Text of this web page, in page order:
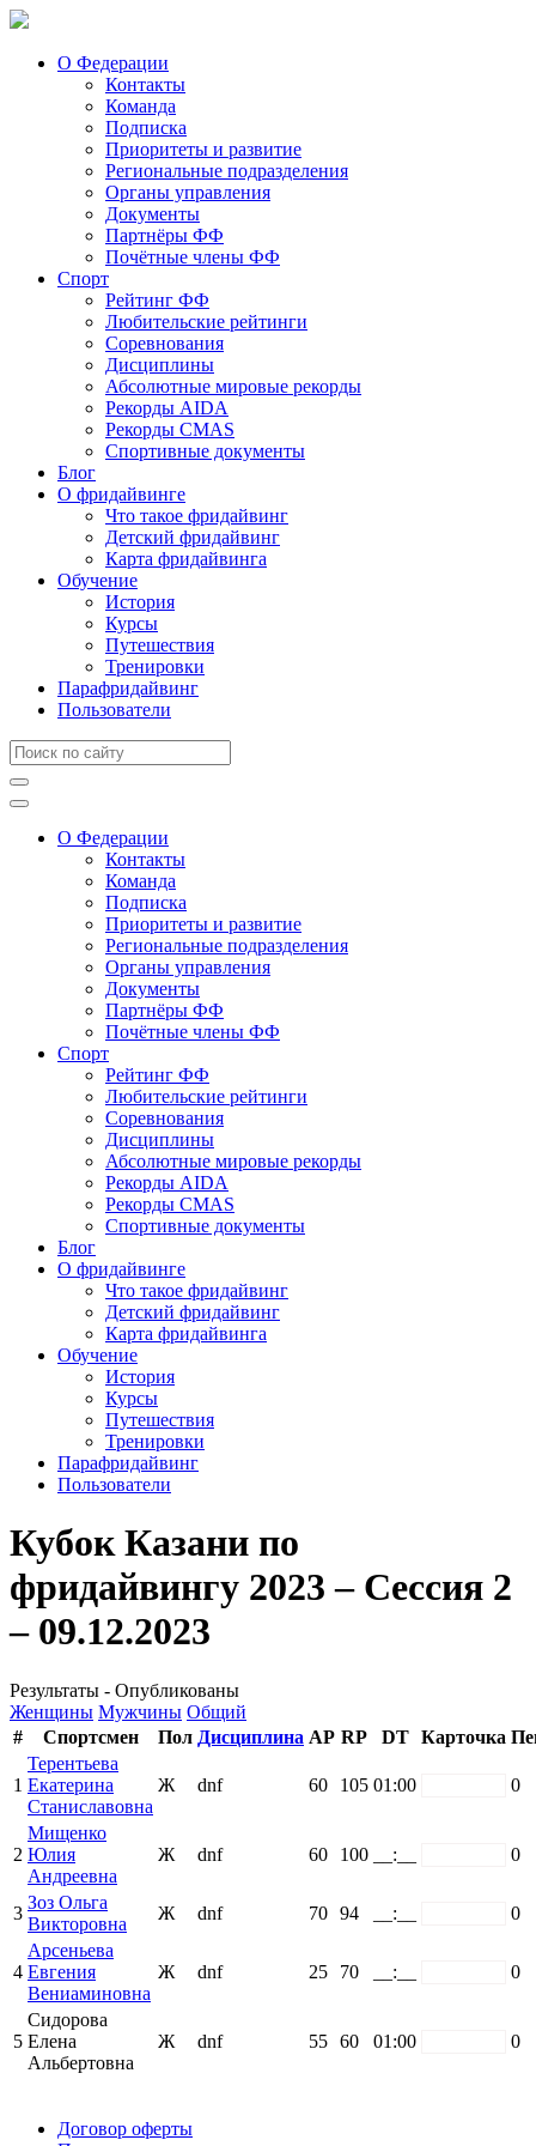
О Федерации
Контакты
Команда
Подписка
Приоритеты и развитие
Региональные подразделения
Органы управления
Документы
Партнёры ФФ
Почётные члены ФФ
Спорт
Рейтинг ФФ
Любительские рейтинги
Соревнования
Дисциплины
Абсолютные мировые рекорды
Рекорды AIDA
Рекорды CMAS
Спортивные документы
Блог
О фридайвинге
Что такое фридайвинг
Детский фридайвинг
Карта фридайвинга
Обучение
История
Курсы
Путешествия
Тренировки
Парафридайвинг
Пользователи
О Федерации
Контакты
Команда
Подписка
Приоритеты и развитие
Региональные подразделения
Органы управления
Документы
Партнёры ФФ
Почётные члены ФФ
Спорт
Рейтинг ФФ
Любительские рейтинги
Соревнования
Дисциплины
Абсолютные мировые рекорды
Рекорды AIDA
Рекорды CMAS
Спортивные документы
Блог
О фридайвинге
Что такое фридайвинг
Детский фридайвинг
Карта фридайвинга
Обучение
История
Курсы
Путешествия
Тренировки
Парафридайвинг
Пользователи
Кубок Казани по
фридайвингу 2023 – Сессия 2
– 09.12.2023
Результаты - Опубликованы
Женщины Мужчины Общий
#
Спортсмен Пол Дисциплина AP RP DT Карточка
1
Терентьева
Екатерина
Станиславовна
Ж dnf 60 105 01:00 0
2
Мищенко
Юлия
Андреевна
Ж dnf 60 100 __:__ 0
3
Зоз Ольга
Викторовна
Ж dnf 70 94 __:__ 0
4
Арсеньева
Евгения
Вениаминовна
Ж dnf 25 70 __:__ 0
5
Сидорова
Елена
Альбертовна
Ж dnf 55 60 01:00 0
Договор оферты